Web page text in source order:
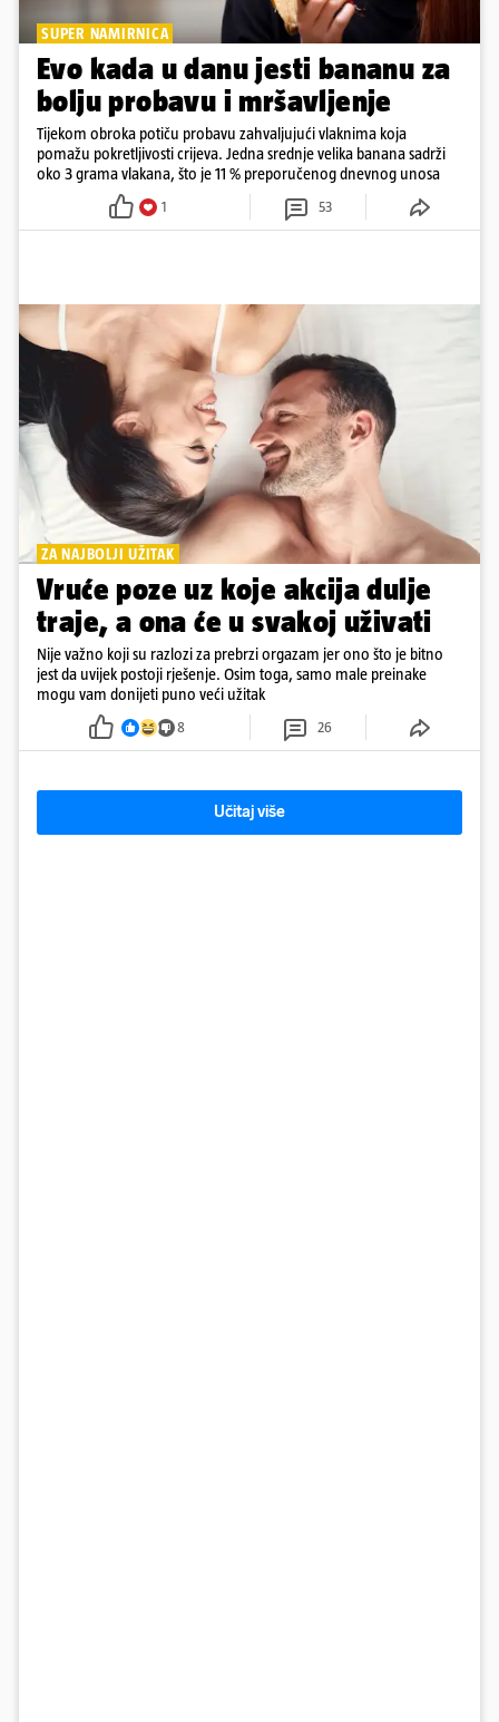
SUPER NAMIRNICA
Evo kada u danu jesti bananu za
bolju probavu i mršavljenje
Tijekom obroka potiču probavu zahvaljujući vlaknima koja
pomažu pokretljivosti crijeva. Jedna srednje velika banana sadrži
oko 3 grama vlakana, što je 11 % preporučenog dnevnog unosa
1 53
ZA NAJBOLJI UŽITAK
Vruće poze uz koje akcija dulje
traje, a ona će u svakoj uživati
Nije važno koji su razlozi za prebrzi orgazam jer ono što je bitno
jest da uvijek postoji rješenje. Osim toga, samo male preinake
mogu vam donijeti puno veći užitak
8 26
Učitaj više